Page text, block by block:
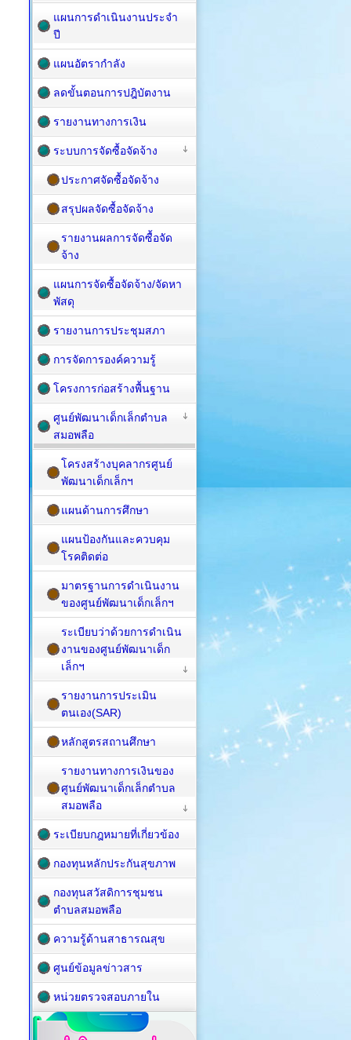
แผนการดำเนินงานประจำ
ปี
แผนอัตรากำลัง
ลดขั้นตอนการปฎิบัตงาน
รายงานทางการเงิน
ระบบการจัดซื้อจัดจ้าง
ประกาศจัดซื้อจัดจ้าง
สรุปผลจัดซื้อจัดจ้าง
รายงานผลการจัดซื้อจัด
จ้าง
แผนการจัดซื้อ​จัดจ้าง/จัดหา
พัสดุ
รายงานการประชุมสภา
การจัดการองค์ความรู้
โครงการก่อสร้างพื้นฐาน
ศูนย์พัฒนาเด็กเล็กตำบล
สมอพลือ
โครงสร้างบุคลากรศูนย์
พัฒนาเด็กเล็กฯ
แผนด้านการศึกษา
แผนป้องกันและควบคุม
โรคติดต่อ
มาตรฐานการดำเนินงาน
ของศูนย์พัฒนาเด็กเล็กฯ
ระเบียบว่าด้วยการดำเนิน
งานของศูนย์พัฒนาเด็ก
เล็กฯ
รายงานการประเมิน
ตนเอง(SAR)
หลักสูตรสถานศึกษา
รายงานทางการเงินของ
ศูนย์พัฒนาเด็กเล็กตำบล
สมอพลือ
ระเบียบกฎหมายที่เกี่ยวข้อง
กองทุนหลักประกันสุขภาพ
กองทุนสวัสดิการชุมชน
ตำบลสมอพลือ
ความรู้ด้านสาธารณสุข
ศูนย์ข้อมูลข่าวสาร
หน่วยตรวจสอบภายใน